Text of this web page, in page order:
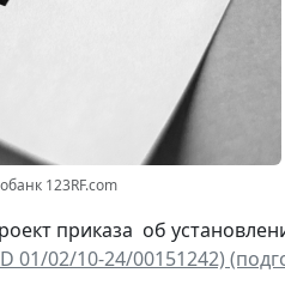
123RF.com
приказа об
02/10-24/00151242)